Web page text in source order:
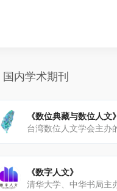
国内学术期刊
《数位典藏与数位人文》
《数字人文》